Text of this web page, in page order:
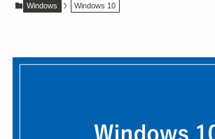
Windows Windows 10